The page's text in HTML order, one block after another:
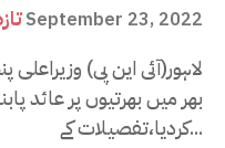
September 23, 2022
لاہور(آئی این پی)
بھر میں بھرتیوں پر عائد
کردیا،تفصیلات کے...